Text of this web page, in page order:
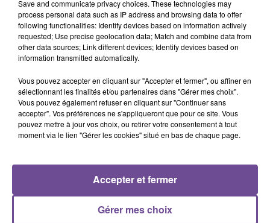
JUNGELI, IMEN ES TEDDY SWIMS
Mr Know It All
11h37
11h37 11h35
11h35
GIMS
11h30
11h30
Save and communicate privacy choices. These technologies may
process personal data such as IP address and browsing data to offer
following functionalities: Identify devices based on information actively
requested; Use precise geolocation data; Match and combine data from
other data sources; Link different devices; Identify devices based on
information transmitted automatically.
Vous pouvez accepter en cliquant sur "Accepter et fermer", ou affiner en
sélectionnant les finalités et/ou partenaires dans "Gérer mes choix".
Vous pouvez également refuser en cliquant sur "Continuer sans
accepter". Vos préférences ne s'appliqueront que pour ce site. Vous
pouvez mettre à jour vos choix, ou retirer votre consentement à tout
moment via le lien "Gérer les cookies" situé en bas de chaque page.
Gérer mes choix
Accepter et fermer